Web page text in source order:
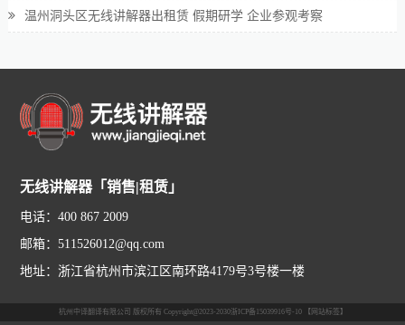
温州洞头区无线讲解器出租赁 假期研学 企业参观考察
无线讲解器「销售|租赁」
电话：400 867 2009
邮箱：511526012@qq.com
地址：浙江省杭州市滨江区南环路4179号3号楼一楼
杭州中译翻译有限公司 版权所有 Copyright@2023-2030浙ICP备15039916号-10 【网站标签】